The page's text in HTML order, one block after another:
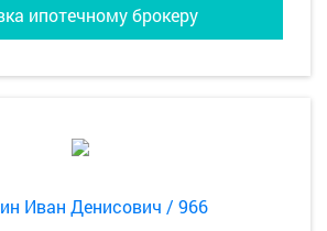
ипотечному брокеру
Иван Денисович / 966